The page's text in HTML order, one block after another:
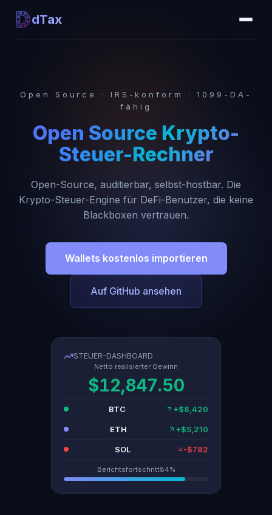
dTax
Open Source · IRS-konform · 1099-DA-
fähig
Open Source Krypto-
Steuer-Rechner
Open-Source, auditierbar, selbst-hostbar. Die
Krypto-Steuer-Engine für DeFi-Benutzer, die keine
Blackboxen vertrauen.
Wallets kostenlos importieren
Auf GitHub ansehen
STEUER-DASHBOARD
Netto realisierter Gewinn
$12,847.50
BTC +$8,420
ETH +$5,210
SOL -$782
Berichtsfortschritt84%